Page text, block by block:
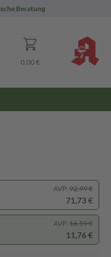
Beratung
0,00 €
AVP: 92,99 €
71,73 €
AVP: 16,59 €
11,76 €